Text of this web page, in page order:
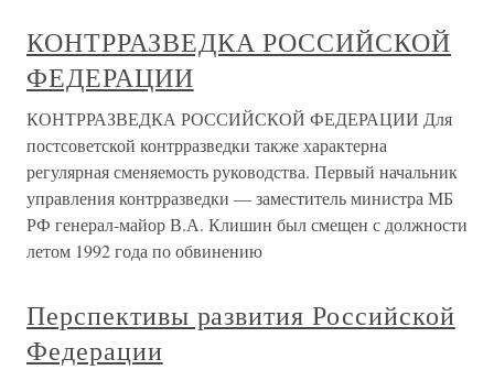
КОНТРРАЗВЕДКА РОССИЙСКОЙ
ФЕДЕРАЦИИ
КОНТРРАЗВЕДКА РОССИЙСКОЙ ФЕДЕРАЦИИ Для
постсоветской контрразведки также характерна
регулярная сменяемость руководства. Первый начальник
управления контрразведки — заместитель министра МБ
РФ генерал-майор В.А. Клишин был смещен с должности
летом 1992 года по обвинению
Перспективы развития Российской
Федерации